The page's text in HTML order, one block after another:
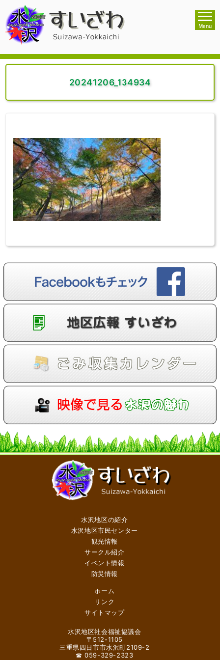
20241206_134934
水沢地区の紹介
水沢地区市民センター
観光情報
サークル紹介
イベント情報
防災情報
ホーム
リンク
サイトマップ
水沢地区社会福祉協議会
〒512-1105
三重県四日市市水沢町2109-2
☎ 059-329-2323